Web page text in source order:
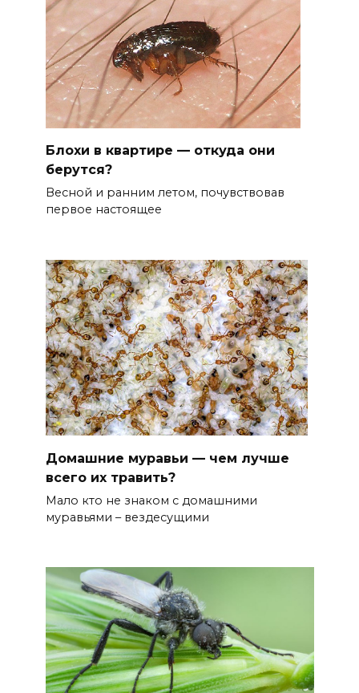
Блохи в квартире — откуда они
берутся?
Весной и ранним летом, почувствовав
первое настоящее
Домашние муравьи — чем лучше
всего их травить?
Мало кто не знаком с домашними
муравьями – вездесущими